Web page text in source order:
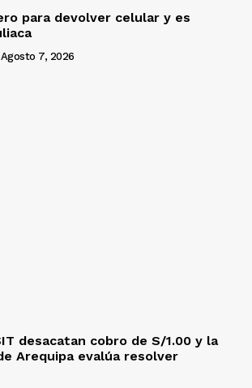
para devolver celular y es
Agosto 7, 2026
desacatan cobro de S/1.00 y la
Arequipa evalúa resolver